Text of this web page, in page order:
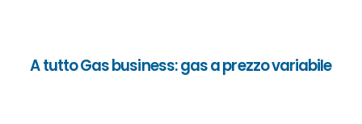
A tutto Gas business: gas a prezzo variabile